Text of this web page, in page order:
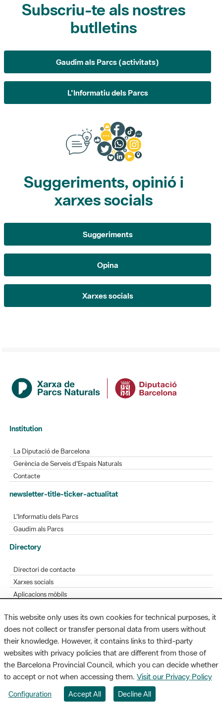
L'Informatiu dels Parcs
Suggeriments, opinió i
xarxes socials
Opina
Xarxes socials
La Diputació de Barcelona
Contacte
newsletter-title-ticker-actualitat
L'Informatiu dels Parcs
Directory
Directori de contacte
Aplicacions mòbils
Bústia de suggeriments
Opineu sobre els parcs
MAPA WEB AVÍS LEGAL ACCESSIBILITAT
Diputació de Barcelona. Edifici Llacuna, 1a planta. Badajoz, 49. 08005
Barcelona. Tel. 934 022 428 / xarxaparcs@diba.cat
This website only uses its own cookies for technical purposes, it
does not collect or transfer personal data from users without
their knowledge. However, it contains links to third-party
websites with privacy policies that are different from those of
the Barcelona Provincial Council, which you can decide whether
to accept or not when accessing them. Visit our Privacy Policy
Configuration Accept All Decline All